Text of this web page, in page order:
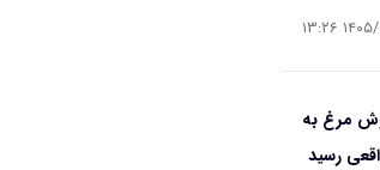
۱۳:۲۶
مرغ به
رسید